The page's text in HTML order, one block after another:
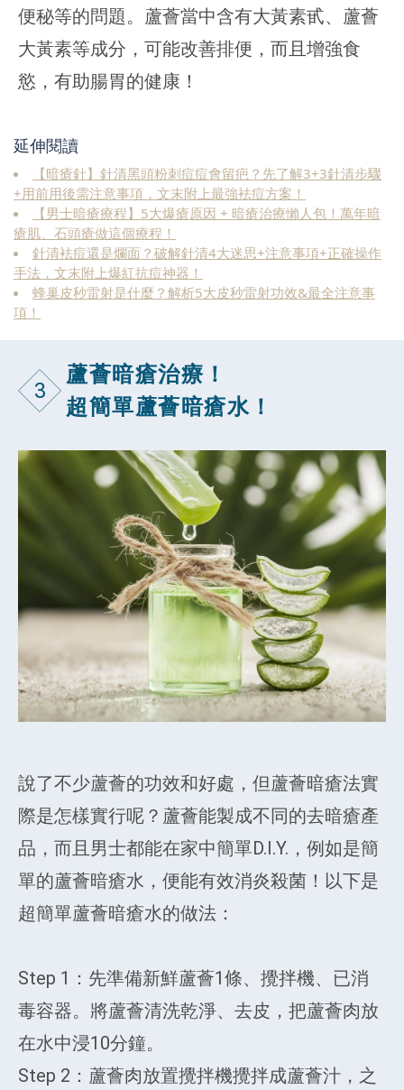
便秘等的問題。蘆薈當中含有大黃素甙、蘆薈
大黃素等成分，可能改善排便，而且增強食
慾，有助腸胃的健康！
延伸閱讀
【暗瘡針】針清黑頭粉刺痘痘會留疤？先了解3+3針清步驟
+用前用後需注意事項，文末附上最強袪痘方案！
【男士暗瘡療程】5大爆瘡原因 + 暗瘡治療懶人包！萬年暗
瘡肌、石頭瘡做這個療程！
針清袪痘還是爛面？破解針清4大迷思+注意事項+正確操作
手法，文末附上爆紅抗痘神器！
蜂巢皮秒雷射是什麼？解析5大皮秒雷射功效&最全注意事
項！
3
蘆薈暗瘡治療！
超簡單蘆薈暗瘡水！
說了不少蘆薈的功效和好處，但蘆薈暗瘡法實
際是怎樣實行呢？蘆薈能製成不同的去暗瘡產
品，而且男士都能在家中簡單D.I.Y.，例如是簡
單的蘆薈暗瘡水，便能有效消炎殺菌！以下是
超簡單蘆薈暗瘡水的做法：
Step 1：先準備新鮮蘆薈1條、攪拌機、已消
毒容器。將蘆薈清洗乾淨、去皮，把蘆薈肉放
在水中浸10分鐘。
Step 2：蘆薈肉放置攪拌機攪拌成蘆薈汁，之